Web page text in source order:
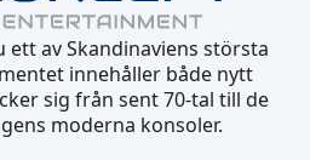
av Skandinaviens största
innehåller både nytt
sig från sent 70-tal till de
moderna konsoler.